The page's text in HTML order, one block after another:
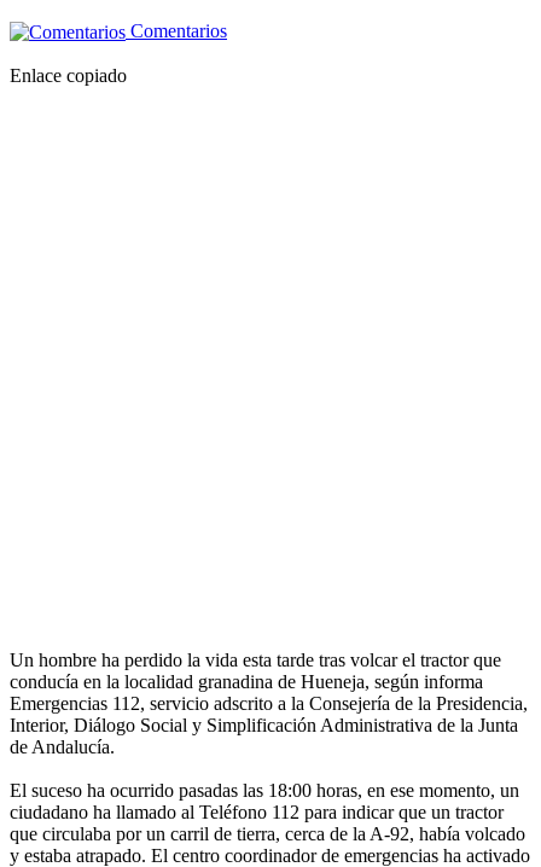
Comentarios
Enlace copiado
Un hombre ha perdido la vida esta tarde tras volcar el tractor que
conducía en la localidad granadina de Hueneja, según informa
Emergencias 112, servicio adscrito a la Consejería de la Presidencia,
Interior, Diálogo Social y Simplificación Administrativa de la Junta
de Andalucía.
El suceso ha ocurrido pasadas las 18:00 horas, en ese momento, un
ciudadano ha llamado al Teléfono 112 para indicar que un tractor
que circulaba por un carril de tierra, cerca de la A-92, había volcado
y estaba atrapado. El centro coordinador de emergencias ha activado